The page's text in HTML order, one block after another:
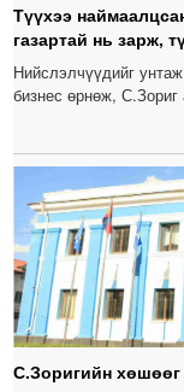
Түүхээ
газартай нь зарж,
Нийслэлчүүдийг
бизнес өрнөж, С.Зориг
С.Зоригийн